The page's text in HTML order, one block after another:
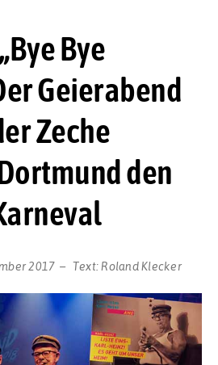
Bye
Geierabend
Zeche
den
2017 Text:Roland Klecker